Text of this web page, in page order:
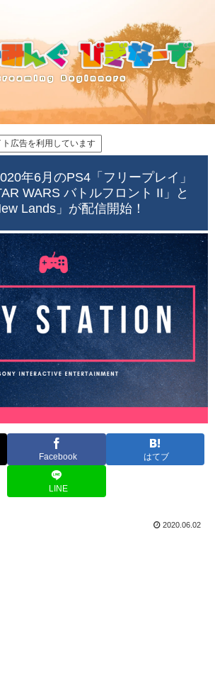
広告を利用しています
年6月のPS4「フリープレイ」
WARS バトルフロント II」と
Lands」が配信開始！
Facebook はてブ
LINE
2020.06.02